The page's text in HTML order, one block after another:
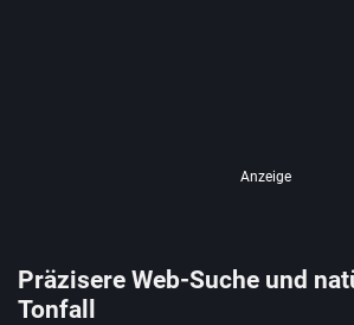
Anzeige
Präzisere Web-Suche und
Tonfall